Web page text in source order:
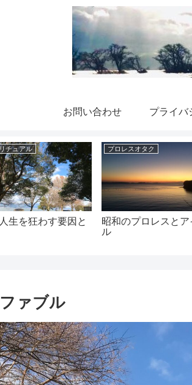
お問い合わせ プライバ
チュアル
生を狂わす要因と
プロレスオタク
昭和のプロレスとア
ル
ァブル